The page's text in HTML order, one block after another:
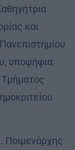
και
υποψήφια
Ποιμενάρχης